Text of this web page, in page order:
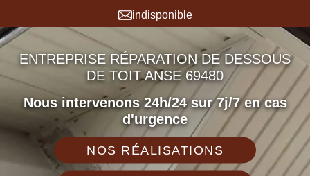
indisponible
ENTREPRISE RÉPARATION DE DESSOUS
DE TOIT ANSE 69480
Nous intervenons 24h/24 sur 7j/7 en cas
d'urgence
NOS RÉALISATIONS